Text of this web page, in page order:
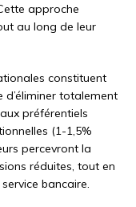
approche
au long de leur
constituent
d’éliminer totalement
préférentiels
(1-1,5%
percevront la
réduites, tout en
bancaire.